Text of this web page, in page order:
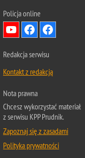
Policja online
Redakcja serwisu
Kontakt z redakcją
Nota prawna
Chcesz wykorzystać materiał
z serwisu KPP Prudnik.
Zapoznaj się z zasadami
Polityka prywatności